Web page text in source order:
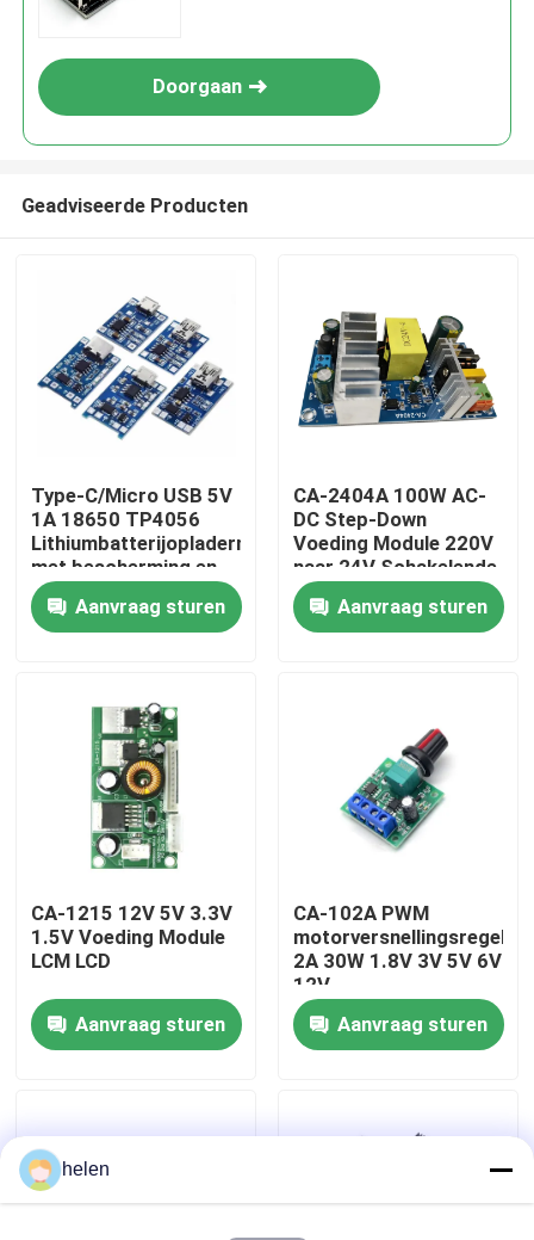
INZENDEN
Thuis
Producten
Fabriekstour
Kwaliteitscontrole
Neem contact met ons op
Nieuws
Blog
Doorgaan
Geadviseerde Producten
Type-C/Micro USB 5V
1A 18650 TP4056
Lithiumbatterijopladermodule
met bescherming en
dubbele functies
Aanvraag sturen
CA-2404A 100W AC-
DC Step-Down
Voeding Module 220V
naar 24V Schakelende
Voeding
Aanvraag sturen
CA-1215 12V 5V 3.3V
1.5V Voeding Module
LCM LCD
Aanvraag sturen
CA-102A PWM
motorversnellingsregelaar
2A 30W 1.8V 3V 5V 6V
12V
Aanvraag sturen
helen